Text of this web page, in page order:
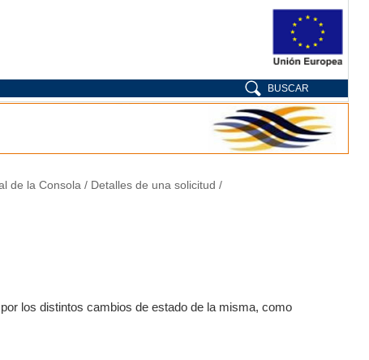
BUSCAR
de la Consola
Detalles de una solicitud
los distintos cambios de estado de la misma, como